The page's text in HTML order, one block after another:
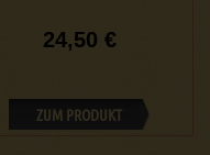
24,50 €
ZUM PRODUKT